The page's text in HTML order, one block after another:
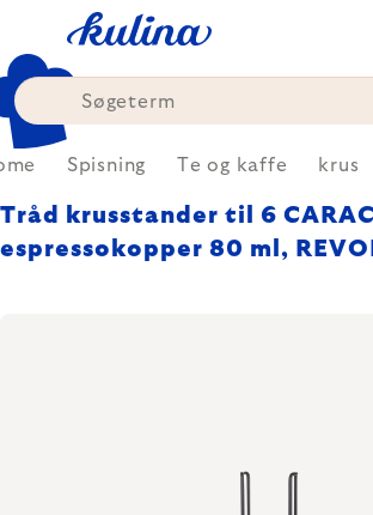
content
Spisning Te og kaffe krus
Tråd krusstander til 6
espressokopper 80 ml,